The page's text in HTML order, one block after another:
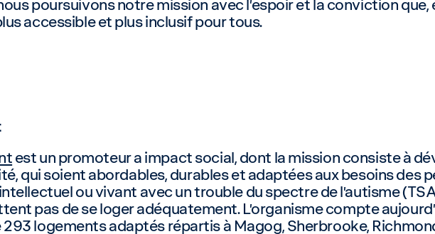
poursuivons notre mission avec l’espoir et la conviction que,
accessible et plus inclusif pour tous.
est un promoteur a impact social, dont la mission consiste à
qui soient abordables, durables et adaptées aux besoins des
ou vivant avec un trouble du spectre de l’autisme
pas de se loger adéquatement. L’organisme compte
logements adaptés répartis à Magog, Sherbrooke,